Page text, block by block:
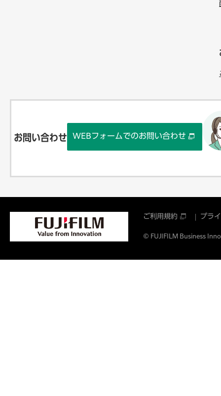
お問い合わせ WEBフォームでのお問い合わせ
ご利用規約 プラ
© FUJIFILM Business